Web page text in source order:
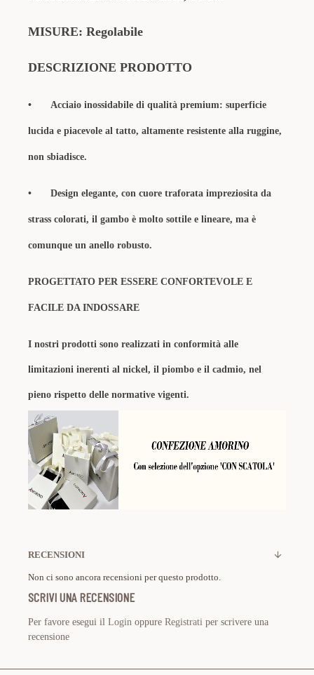
MISURE: Regolabile
DESCRIZIONE PRODOTTO
• Acciaio inossidabile di qualità premium: superficie
lucida e piacevole al tatto, altamente resistente alla ruggine,
non sbiadisce.
• Design elegante, con cuore traforata impreziosita da
strass colorati, il gambo è molto sottile e lineare, ma è
comunque un anello robusto.
PROGETTATO PER ESSERE CONFORTEVOLE E
FACILE DA INDOSSARE
I nostri prodotti sono realizzati in conformità alle
limitazioni inerenti al nickel, il piombo e il cadmio, nel
pieno rispetto delle normative vigenti.
RECENSIONI
Non ci sono ancora recensioni per questo prodotto.
SCRIVI UNA RECENSIONE
Per favore esegui il Login oppure Registrati per scrivere una
recensione